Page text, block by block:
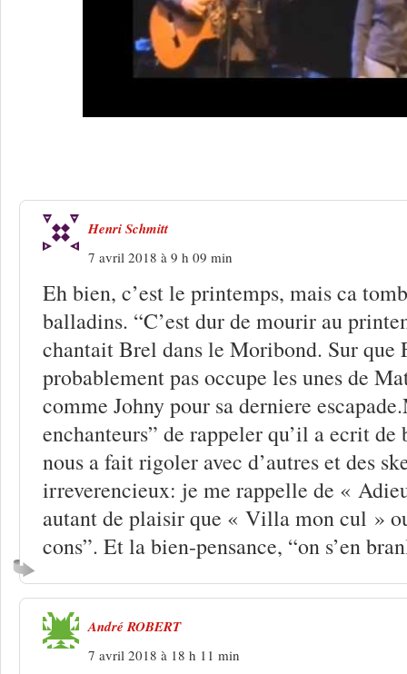
Henri Schmitt
7 avril 2018 à 9 h 09 min
Eh bien, c’est le printemps, mais ca
balladins. “C’est dur de mourir au
chantait Brel dans le Moribond. Sur que
probablement pas occupe les unes de
comme Johny pour sa derniere
enchanteurs” de rappeler qu’il a ecrit de
nous a fait rigoler avec d’autres et des
irreverencieux: je me rappelle de «
autant de plaisir que « Villa mon cul »
cons”. Et la bien-pensance, “on s’en
André ROBERT
7 avril 2018 à 18 h 11 min